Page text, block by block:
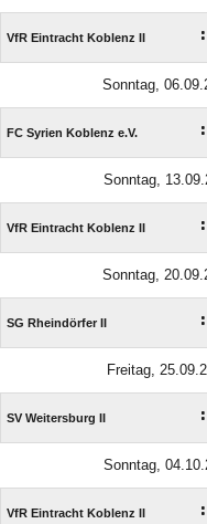
VfR Eintracht Koblenz II :
Sonntag,
FC Syrien Koblenz e.V. :
Sonntag,
VfR Eintracht Koblenz II :
Sonntag,
SG Rheindörfer II :
Freitag,
SV Weitersburg II :
Sonntag,
VfR Eintracht Koblenz II :